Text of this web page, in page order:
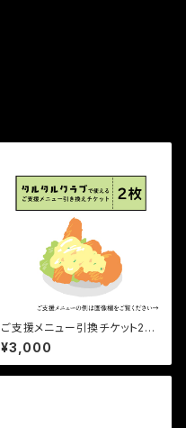
ご支援メニュー引換チケット2枚
(タルタルクラブ)
¥3,000